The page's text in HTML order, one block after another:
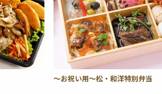
～お祝い用～松・和洋特別弁当